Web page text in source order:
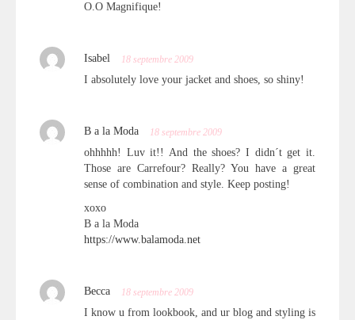
O.O Magnifique!
Isabel 18 septembre 2009
I absolutely love your jacket and shoes, so shiny!
B a la Moda 18 septembre 2009
ohhhhh! Luv it!! And the shoes? I didn´t get it.
Those are Carrefour? Really? You have a great
sense of combination and style. Keep posting!
xoxo
B a la Moda
https://www.balamoda.net
Becca 18 septembre 2009
I know u from lookbook, and ur blog and styling is